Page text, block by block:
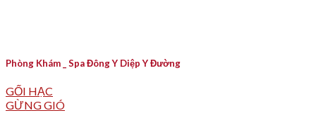
Phòng Khám _ Spa Đông Y Diệp Y Đường
GỐI HẠC
GỪNG GIÓ